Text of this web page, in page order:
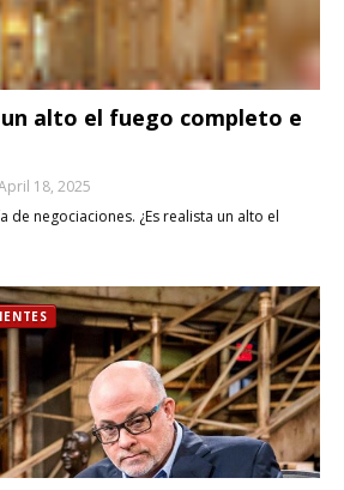
alto el fuego completo e
18, 2025
de negociaciones. ¿Es realista un alto el